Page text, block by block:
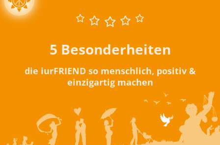
5 Besonderheiten
die iurFRIEND so menschlich, positiv &
einzigartig machen